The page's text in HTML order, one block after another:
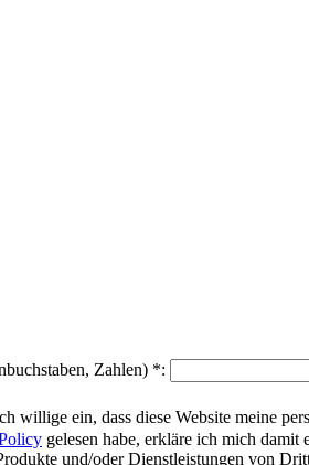
Zahlen) *:
willige ein, dass diese Website meine
gelesen habe, erkläre ich mich
und/oder Dienstleistungen von